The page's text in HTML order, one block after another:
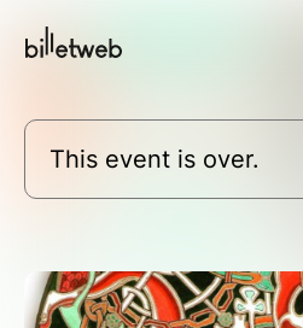
This event is over.